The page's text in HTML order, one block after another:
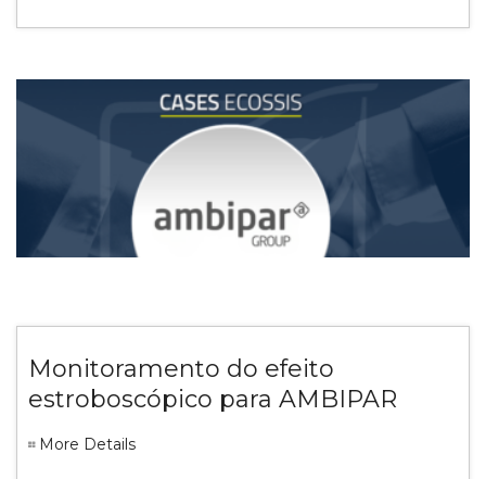
Monitoramento do efeito
estroboscópico para AMBIPAR
More Details